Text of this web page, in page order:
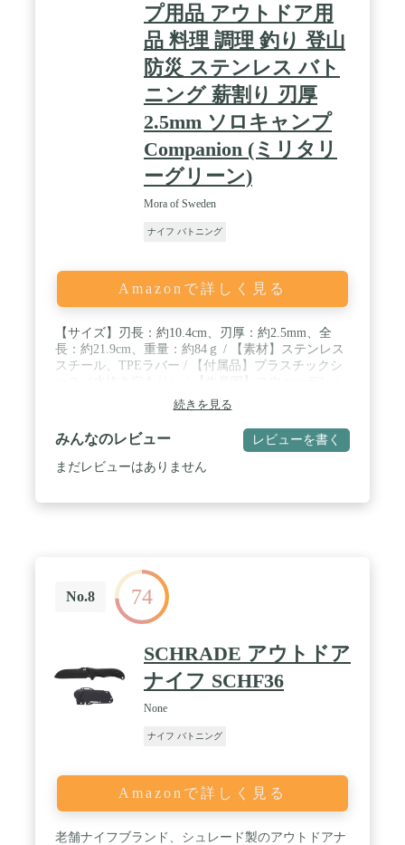
り、製品の加工にグリーンエネルギーを用いるな
ど、持続可能な社会への貢献を可能にしています。
/ 【刃長】 約10.9cm 全長：約22.9cm 刃厚：約
3.2mm 重量：約170ｇ(ナイフのみの重量) / 【ブレ
ード素材】 ステンレススチール ハンドル素材：ポ
リアミド / 【付属品】 プラスチックシース、ベルト
ループ ※マルチマウントは付属しておりません。生
産国：スウェーデン / ※正当な理由なくこの商品を
携帯することは法令により禁止されております。 /
※18歳未満の方はこの商品を購入しないようお願い
プ用品 アウトドア用
品 料理 調理 釣り 登山
防災 ステンレス バト
ニング 薪割り 刃厚
2.5mm ソロキャンプ
Companion (ミリタリ
ーグリーン)
Mora of Sweden
ナイフ バトニング
Amazonで詳しく見る
【サイズ】刃長：約10.4cm、刃厚：約2.5mm、全
長：約21.9cm、重量：約84ｇ / 【素材】ステンレス
スチール、TPEラバー / 【付属品】プラスチックシ
迷ったらこの1本。定番モデルのコンパニオンは初
心者から上級者まで幅広いユーザーに選ばれており
多用途に使えるオールラウンドナイフ。耐久性を持
ちながらも料理や工作にも適したモデルです。 / 人
間工学に基づいた握りやすいグリップで手に取った
きた高品質のステンレス鋼を使用。しっかりとした
厚みのある刃は、木を削る・割るといった作業にも
安心して使えます。 / ※正当な理由なくこの商品を
携帯することは法令により禁止されております。 /
※18歳未満の方はこの商品を購入しないようお願い
続きを見る
みんなのレビュー レビューを書く
まだレビューはありません
No.8 74
SCHRADE アウトドア
ナイフ SCHF36
None
ナイフ バトニング
Amazonで詳しく見る
老舗ナイフブランド、シュレード製のアウトドアナ